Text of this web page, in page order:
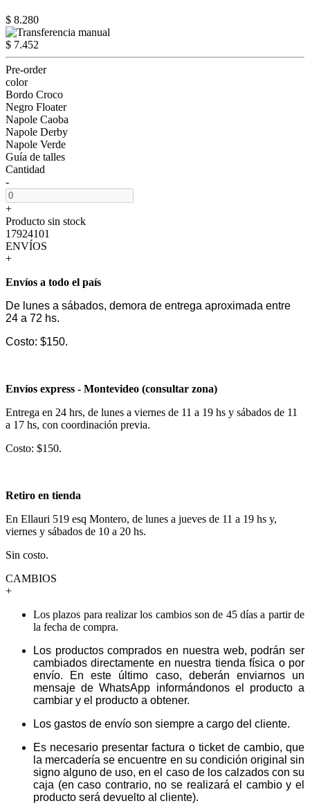
$ 8.280
$ 7.452
Pre-order
color
Bordo Croco
Negro Floater
Napole Caoba
Napole Derby
Napole Verde
Guía de talles
Cantidad
-
+
Producto sin stock
17924101
ENVÍOS
+
Envíos a todo el país
De lunes a sábados, demora de entrega aproximada entre
24 a 72 hs.
Costo: $150.
Envíos express - Montevideo (consultar zona)
Entrega en 24 hrs, de lunes a viernes de 11 a 19 hs y sábados de 11
a 17 hs, con coordinación previa.
Costo: $150.
Retiro en tienda
En Ellauri 519 esq Montero, de lunes a jueves de 11 a 19 hs y,
viernes y sábados de 10 a 20 hs.
Sin costo.
CAMBIOS
+
Los plazos para realizar los cambios son de 45 días a partir de
la fecha de compra.
Los productos comprados en nuestra web, podrán ser
cambiados directamente en nuestra tienda física o por
envío. En este último caso, deberán enviarnos un
mensaje de WhatsApp informándonos el producto a
cambiar y el producto a obtener.
Los gastos de envío son siempre a cargo del cliente.
Es necesario presentar factura o ticket de cambio, que
la mercadería se encuentre en su condición original sin
signo alguno de uso, en el caso de los calzados con su
caja (en caso contrario, no se realizará el cambio y el
producto será devuelto al cliente).